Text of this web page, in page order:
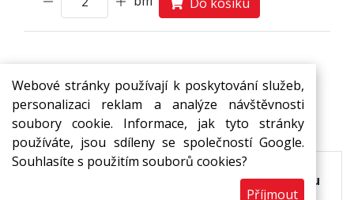
Webové stránky používají k poskytování služeb,
personalizaci reklam a analýze návštěvnosti
soubory cookie. Informace, jak tyto stránky
používáte, jsou sdíleny se společností Google.
Souhlasíte s použitím souborů cookies?
Příjmout
Popis Ke stažení
Termoizolační trubice z pěnového polyetylenu